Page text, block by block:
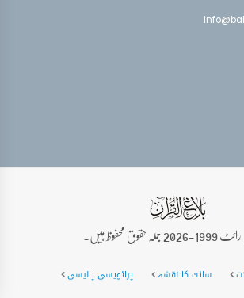
محفوظ ہیں۔
سائٹ کا نقشہ پرائویسی پالیسی